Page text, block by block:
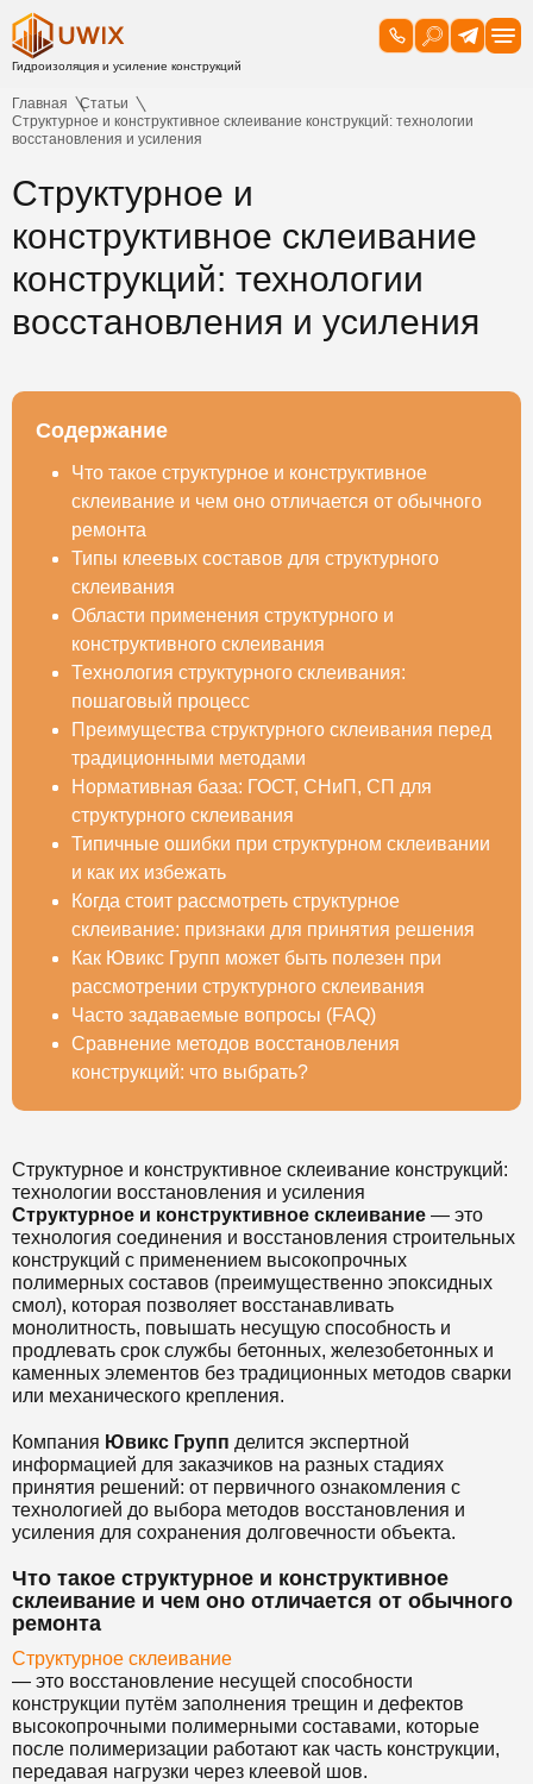
Главная
Статьи
Структурное и конструктивное склеивание конструкций: технологии
восстановления и усиления
Структурное и
конструктивное склеивание
конструкций: технологии
восстановления и усиления
Содержание
Что такое структурное и конструктивное
склеивание и чем оно отличается от обычного
ремонта
Типы клеевых составов для структурного
склеивания
Области применения структурного и
конструктивного склеивания
Технология структурного склеивания:
пошаговый процесс
Преимущества структурного склеивания перед
традиционными методами
Нормативная база: ГОСТ, СНиП, СП для
структурного склеивания
Типичные ошибки при структурном склеивании
и как их избежать
Когда стоит рассмотреть структурное
склеивание: признаки для принятия решения
Как Ювикс Групп может быть полезен при
рассмотрении структурного склеивания
Часто задаваемые вопросы (FAQ)
Сравнение методов восстановления
конструкций: что выбрать?
Структурное и конструктивное склеивание конструкций:
технологии восстановления и усиления
Структурное и конструктивное склеивание — это
технология соединения и восстановления строительных
конструкций с применением высокопрочных
полимерных составов (преимущественно эпоксидных
смол), которая позволяет восстанавливать
монолитность, повышать несущую способность и
продлевать срок службы бетонных, железобетонных и
каменных элементов без традиционных методов сварки
или механического крепления.
Компания Ювикс Групп делится экспертной
информацией для заказчиков на разных стадиях
принятия решений: от первичного ознакомления с
технологией до выбора методов восстановления и
усиления для сохранения долговечности объекта.
Что такое структурное и конструктивное
склеивание и чем оно отличается от обычного
ремонта
Структурное склеивание
— это восстановление несущей способности
конструкции путём заполнения трещин и дефектов
высокопрочными полимерными составами, которые
после полимеризации работают как часть конструкции,
передавая нагрузки через клеевой шов.